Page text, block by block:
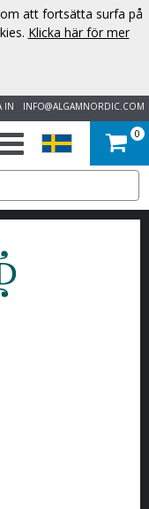
INFO@ALGAMNORDIC.COM
IN
0
att fortsätta surfa på
Klicka här för mer